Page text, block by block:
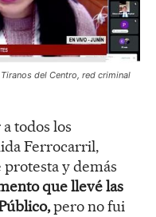
del Centro, red criminal
todos los
Ferrocarril,
y demás
que llevé las
pero no fui